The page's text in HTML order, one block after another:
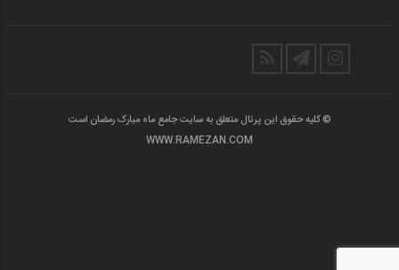
© کلیه حقوق این پرتال متعلق به سایت جامع ماه مبارک رمضان است
WWW.RAMEZAN.COM